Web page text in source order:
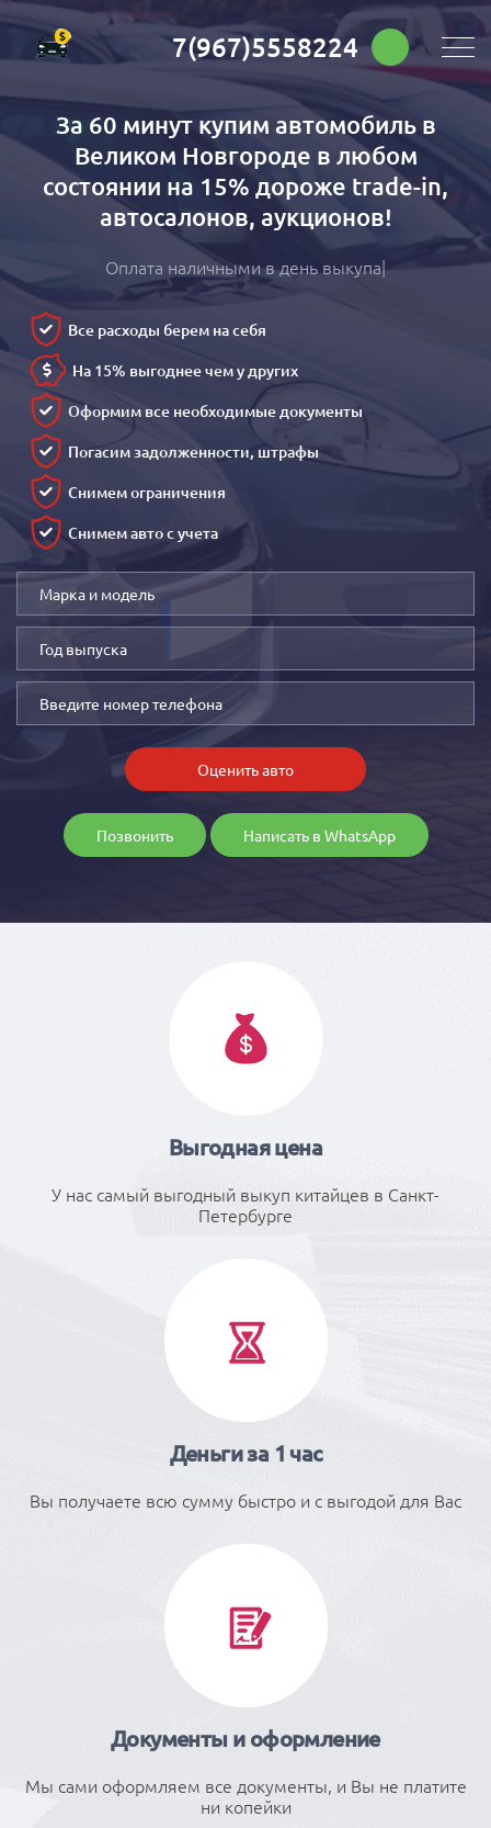
7(967)5558224
За 60 минут купим автомобиль в
Великом Новгороде в любом
состоянии на 15% дороже trade-in,
автосалонов, аукционов!
Оплата наличными в день выкупа
Все расходы берем на себя
На 15% выгоднее чем у других
Оформим все необходимые документы
Погасим задолженности, штрафы
Снимем ограничения
Снимем авто с учета
Оценить авто
Позвонить Написать в WhatsApp
Выгодная цена
У нас самый выгодный выкуп китайцев в Санкт-
Петербурге
Деньги за 1 час
Вы получаете всю сумму быстро и с выгодой для Вас
Документы и оформление
Мы сами оформляем все документы, и Вы не платите
ни копейки